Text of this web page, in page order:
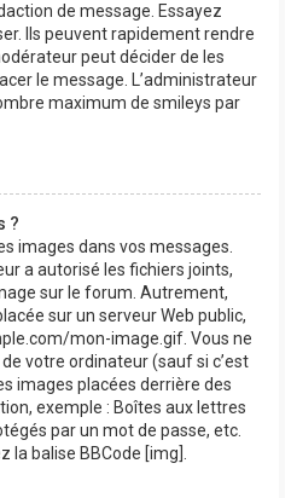
de message. Essayez
Ils peuvent rapidement rendre
peut décider de les
le message. L’administrateur
maximum de smileys par
?
images dans vos messages.
a autorisé les fichiers joints,
sur le forum. Autrement,
sur un serveur Web public,
mon-image.gif. Vous ne
votre ordinateur (sauf si c’est
images placées derrière des
exemple : Boîtes aux lettres
par un mot de passe, etc.
la balise BBCode [img].